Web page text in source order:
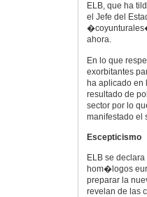
ELB, que ha
el Jefe del
ahora.
En lo que
exorbitantes
ha aplicado
resultado de
sector por lo
manifestado el
Escepticismo
ELB se
hom�logos
preparar la
revelan de las